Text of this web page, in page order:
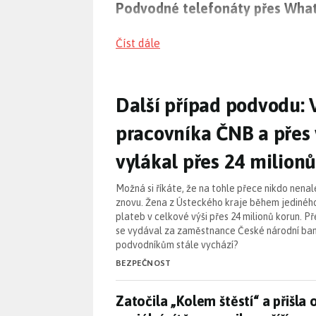
Podvodné telefonáty přes
Podvody na
Osvětová kampaň proti
Národní úřad pro kybernetickou a
jak rozpoznat podvodné telefonáty a
edukaci veřejnosti.
Tipy a trendy
WhatsApp jako nástroj podvodníků:
Bojujte proti podvodným
Číst dále
Další případ
Další případ podvodu:
pracovníka ČNB a
vylákal přes 24
Možná si říkáte, že na tohle přece nikdo
znovu. Žena z Ústeckého kraje během
plateb v celkové výši přes 24 milionů korun.
se vydával za zaměstnance České národní
podvodníkům stále vychází?
BEZPEČNOST
Zatočila „Kolem štěstí“ a
Zatočila „Kolem štěstí“ a přišla